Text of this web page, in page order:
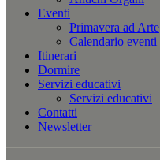
Eventi
Primavera ad Arte
Calendario eventi
Itinerari
Dormire
Servizi educativi
Servizi educativi
Contatti
Newsletter